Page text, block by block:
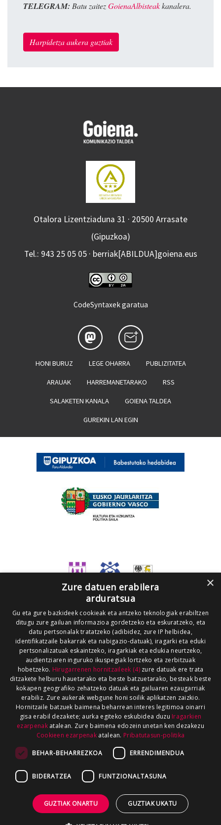
TELEGRAM: Batu zaitezGoienaAlbisteakkanalera.
Harpidetza aukera guztiak
Otalora Lizentziaduna 31 · 20500 Arrasate
(Gipuzkoa)
Tel.: 943 25 05 05 · berriak[ABILDUA]goiena.eus
CodeSyntaxek garatua
HONI BURUZ LEGE OHARRA PUBLIZITATEA
ARAUAK HARREMANETARAKO RSS
SALAKETEN KANALA GOIENA TALDEA
GUREKIN LAN EGIN
×
Zure datuen erabilera
arduratsua
Gu eta gure bazkideek cookieak eta antzeko teknologiak erabiltzen
ditugu zure gailuan informazioa gordetzeko eta eskuratzeko, eta
datu pertsonalak tratatzeko (adibidez, zure IP helbidea,
identifikatzaile bakarrak eta nabigazio-datuak), iragarki eta eduki
pertsonalizatuak eskaintzeko, iragarkiak eta edukia neurtzeko,
audientziaren inguruko ikuspegiak lortzeko eta zerbitzuak
hobetzeko. Hirugarrenen hornitzaileek (4)zure datuak ere trata
ditzakete helburu hauetarako eta beste batzuetarako, besteak beste
kokapen geografiko zehatzeko datuak eta gailuaren ezaugarriak
erabiliz. Zure aukerak webgune honi soilik aplikatzen zaizkio.
Hornitzaile batzuek baimena beharrean interes legitimoa oinarri
gisa erabil dezakete; aurka egiteko eskubidea duzu Iragarkien
ezarpenakatalean. Zure baimena edozein unetan ken dezakezu
Cookieen ezarpenak atalean. Pribatutasun-politika
BEHAR-BEHARREZKOA ERRENDIMENDUA
BIDERATZEA FUNTZIONALTASUNA
GUZTIAK ONARTU GUZTIAK UKATU